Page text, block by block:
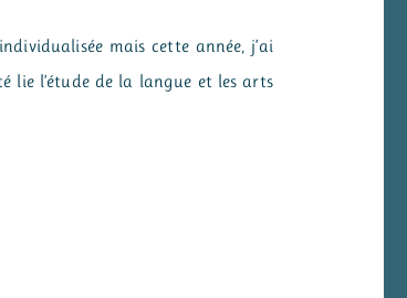
mais cette année, j’ai
lie l’étude de la langue et les arts